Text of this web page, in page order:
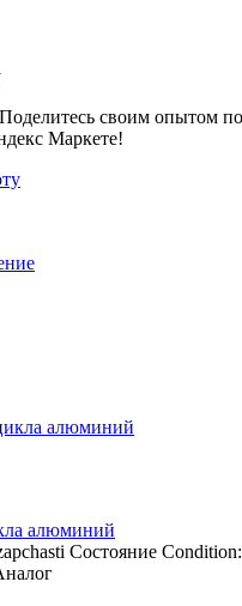
своим опытом
Маркете!
алюминий
Состояние Condition: